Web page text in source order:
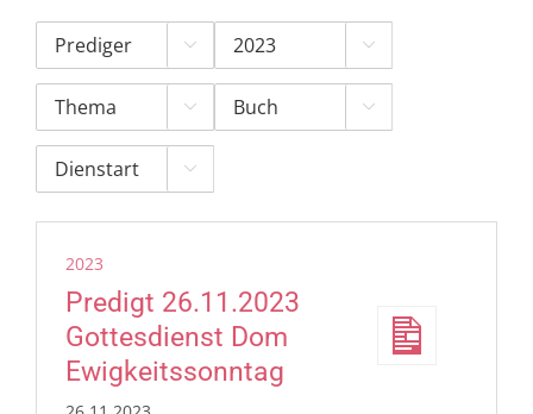
 
 

2023
Predigt 26.11.2023
Gottesdienst Dom
Ewigkeitssonntag